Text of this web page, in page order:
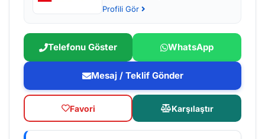
Profili Gör
Telefonu Göster WhatsApp
Mesaj / Teklif Gönder
Favori Karşılaştır